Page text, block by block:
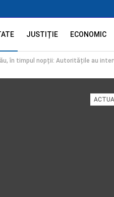
JUSTIȚIE ECONOMIC
în timpul nopții: Autoritățile au